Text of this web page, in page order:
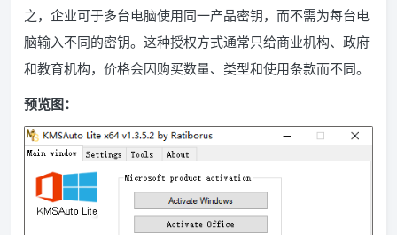
之，企业可于多台电脑使用同一产品密钥，而不需为每台电
脑输入不同的密钥。这种授权方式通常只给商业机构、政府
和教育机构，价格会因购买数量、类型和使用条款而不同。
预览图：